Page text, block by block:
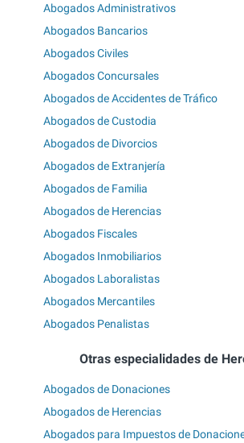
Abogados Administrativos
Abogados Bancarios
Abogados Civiles
Abogados Concursales
Abogados de Accidentes de Tráfico
Abogados de Custodia
Abogados de Divorcios
Abogados de Extranjería
Abogados de Familia
Abogados de Herencias
Abogados Fiscales
Abogados Inmobiliarios
Abogados Laboralistas
Abogados Mercantiles
Abogados Penalistas
Otras especialidades de
Abogados de Donaciones
Abogados de Herencias
Abogados para Impuestos de